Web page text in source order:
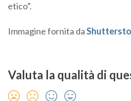
etico”.
Immagine fornita da
Valuta la qualità di